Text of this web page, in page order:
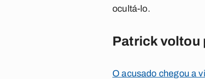
ocultá-lo.
Patrick voltou
O acusado chegou a